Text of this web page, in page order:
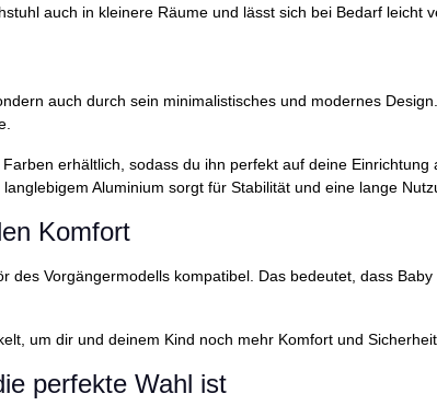
auch in kleinere Räume und lässt sich bei Bedarf leicht
auch durch sein minimalistisches und modernes
erhältlich, sodass du ihn perfekt auf deine Einrichtung
Aluminium sorgt für Stabilität und eine lange
Komfort
Vorgängermodells kompatibel. Das bedeutet, dass
um dir und deinem Kind noch mehr Komfort und Sicherheit
perfekte Wahl ist